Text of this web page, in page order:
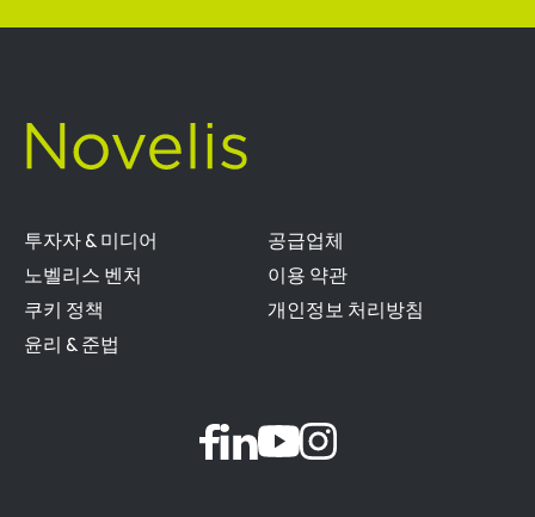
투자자 & 미디어
공급업체
노벨리스 벤처
이용 약관
쿠키 정책
개인정보 처리방침
윤리 & 준법